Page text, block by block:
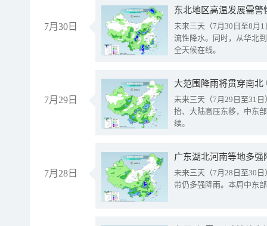
7月30日
东北地区高温发展需
未来三天（7月30日至8月
流性降水。同时，从华北
全天候在线。
7月29日
大范围降雨将贯穿南
未来三天（7月29日至31
抬、大陆高压东移，中东
续。
7月28日
广东湖北河南等地多
未来三天（7月28日至30
带仍多强降雨。本周中东